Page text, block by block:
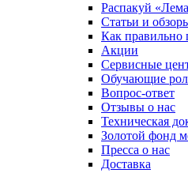
Распакуй
Статьи и
Как правильно
Акции
Сервисные
Обучающие
Вопрос-ответ
Отзывы о нас
Техническая
Золотой фонд
Пресса о нас
Доставка